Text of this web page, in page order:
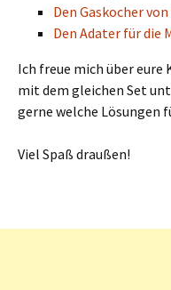
Den Gaskocher
Den Adater für die
Ich freue mich über
mit dem gleichen Set
gerne welche Lösungen
Viel Spaß draußen!